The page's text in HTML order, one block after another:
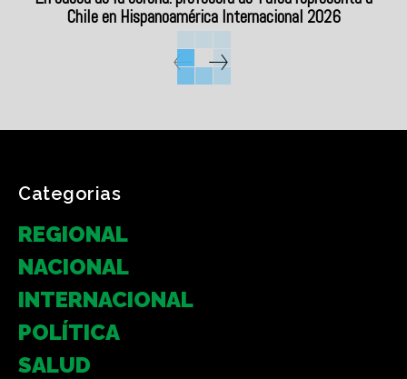
Chile en Hispanoamérica Internacional 2026
Categorias
REGIONAL
NACIONAL
INTERNACIONAL
POLÍTICA
SALUD